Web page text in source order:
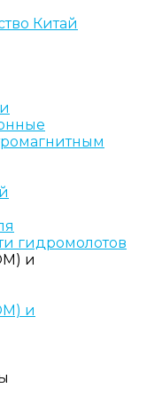
Китай
гидромолотов
и
и